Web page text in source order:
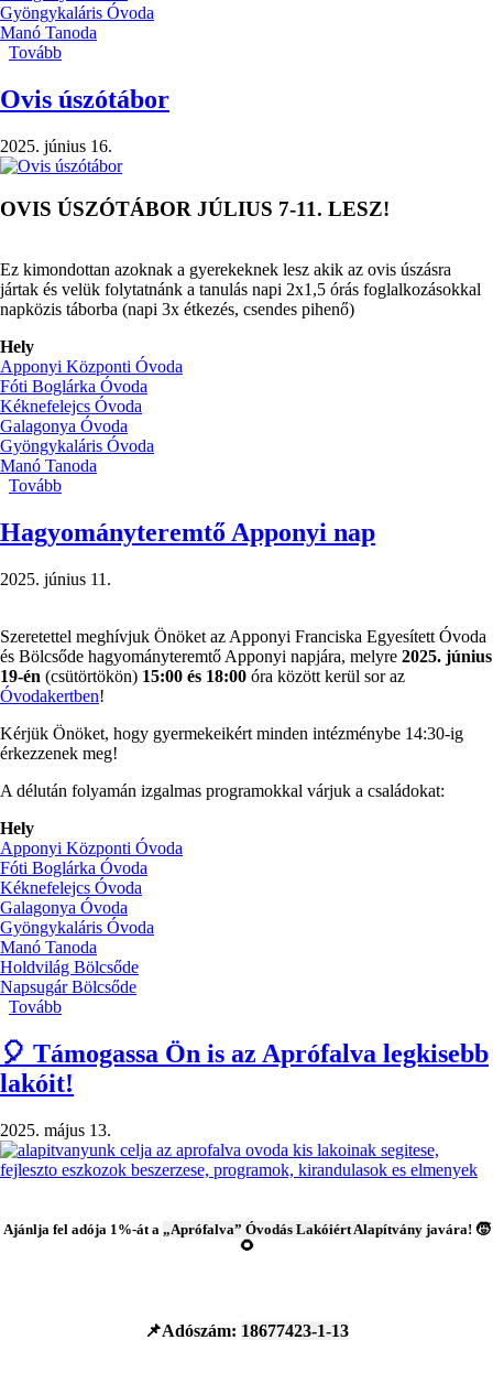
Gyöngykaláris Óvoda
Manó Tanoda
Tovább
Ovis úszótábor
2025. június 16.
OVIS ÚSZÓTÁBOR JÚLIUS 7-11. LESZ!
Ez kimondottan azoknak a gyerekeknek lesz akik az ovis úszásra
jártak és velük folytatnánk a tanulás napi 2x1,5 órás foglalkozásokkal
napközis táborba (napi 3x étkezés, csendes pihenő)
Hely
Apponyi Központi Óvoda
Fóti Boglárka Óvoda
Kéknefelejcs Óvoda
Galagonya Óvoda
Gyöngykaláris Óvoda
Manó Tanoda
Tovább
Hagyományteremtő Apponyi nap
2025. június 11.
Szeretettel meghívjuk Önöket az Apponyi Franciska Egyesített Óvoda
és Bölcsőde hagyományteremtő Apponyi napjára, melyre 2025. június
19-én (csütörtökön) 15:00 és 18:00 óra között kerül sor az
Óvodakertben!
Kérjük Önöket, hogy gyermekeikért minden intézménybe 14:30-ig
érkezzenek meg!
A délután folyamán izgalmas programokkal várjuk a családokat:
Hely
Apponyi Központi Óvoda
Fóti Boglárka Óvoda
Kéknefelejcs Óvoda
Galagonya Óvoda
Gyöngykaláris Óvoda
Manó Tanoda
Holdvilág Bölcsőde
Napsugár Bölcsőde
Tovább
nap)
🎈 Támogassa Ön is az Aprófalva legkisebb
lakóit!
2025. május 13.
Ajánlja fel adója 1%-át a „Aprófalva” Óvodás Lakóiért Alapítvány javára! 🧒
🌻
📌Adószám: 18677423-1-13